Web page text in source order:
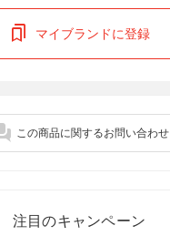
マイブランドに登録
この商品に関するお問い合わせ
注目のキャンペーン